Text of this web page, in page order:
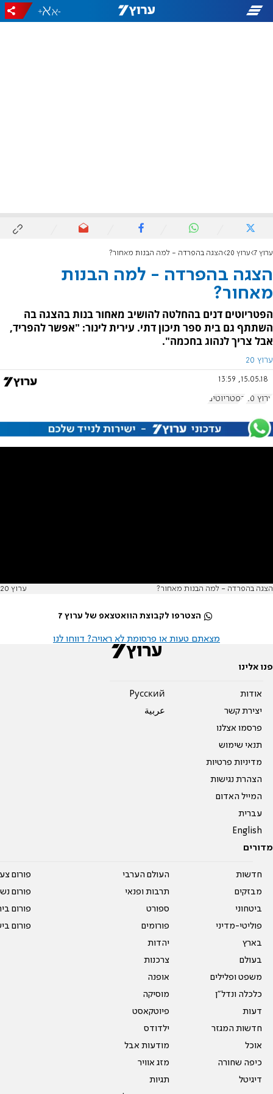
-
+
ערוץ 7 ערוץ 20 הצגה בהפרדה - למה הבנות מאחור?
הצגה בהפרדה - למה הבנות
מאחור?
הפטריוטים דנים בהחלטה להושיב מאחור בנות בהצגה בה
השתתף גם בית ספר תיכון דתי. עירית לינור: "אפשר להפריד,
אבל צריך לנהוג בחכמה".
ערוץ 20
15.05.18, 13:59
ערוץ 20 הפטריוטים
הצגה בהפרדה - למה הבנות מאחור? ערוץ 20
הצטרפו לקבוצת הוואטצאפ של ערוץ 7
מצאתם טעות או פרסומת לא ראויה? דווחו לנו
פנו אלינו
אודות
יצירת קשר
פרסמו אצלנו
תנאי שימוש
מדיניות פרטיות
הצהרת נגישות
המייל האדום
עברית
English
Pусский
عربية
מדורים
חדשות
מבזקים
ביטחוני
פוליטי-מדיני
בארץ
בעולם
משפט ופלילים
כלכלה ונדל"ן
דעות
חדשות המגזר
אוכל
כיפה שחורה
דיגיטל
העולם הערבי
תרבות ופנאי
ספורט
פורומים
יהדות
צרכנות
אופנה
מוסיקה
פיוטקאסט
ילדודס
מודעות אבל
מזג אוויר
תגיות
פורום
פורום
פורום
פורום